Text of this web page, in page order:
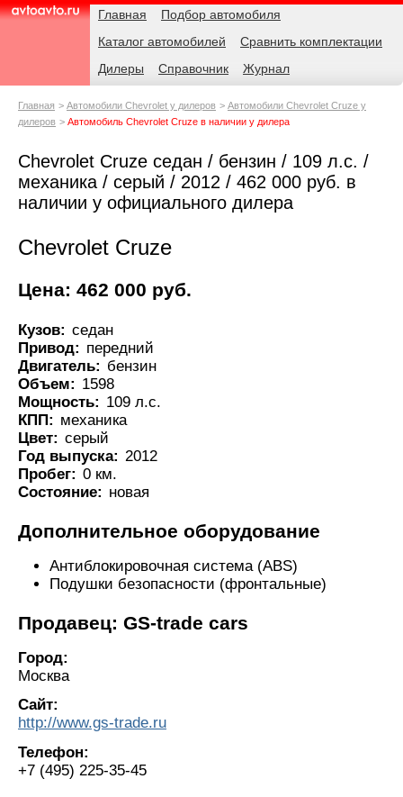
AvtoAvto.ru
Навигация Главная
Подбор автомобиля
Каталог автомобилей
Сравнить комплектации
Дилеры
Справочник Журнал
Родительские
Главная Автомобили Chevrolet у дилеров
Автомобили Chevrolet Cruze у
дилеров
Автомобиль Chevrolet Cruze в наличии у дилера
Chevrolet Cruze седан / бензин / 109 л.с. /
механика / серый / 2012 / 462 000 руб. в
наличии у официального дилера
Chevrolet Cruze
Цена: 462 000 руб.
Кузов: седан
Привод: передний
Двигатель: бензин
Объем: 1598
Мощность: 109 л.с.
КПП: механика
Цвет: серый
Год выпуска: 2012
Пробег: 0 км.
Состояние: новая
Дополнительное оборудование
Антиблокировочная система (ABS)
Подушки безопасности (фронтальные)
Продавец: GS-trade cars
Город:
Москва
Сайт:
http://www.gs-trade.ru
Телефон:
+7 (495) 225-35-45